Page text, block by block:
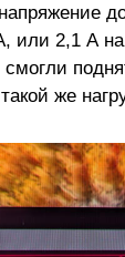
или 2,1 А
же